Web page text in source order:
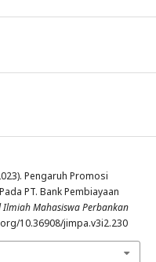
Pengaruh Promosi
PT. Bank Pembiayaan
Ilmiah Mahasiswa Perbankan
10.36908/jimpa.v3i2.230